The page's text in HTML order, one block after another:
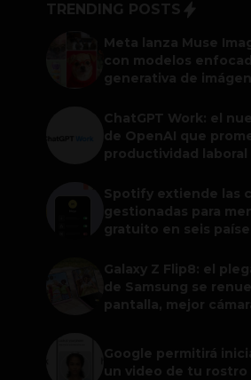
TRENDING POSTS
Meta lanza Muse
con modelos
generativa de
ChatGPT Work: el
de OpenAI que
productividad laboral
Spotify extiende las
gestionadas para
gratuito en seis
Galaxy Z Flip8: el
de Samsung se
pantalla, mejor
Google permitirá
un video de tu rostro